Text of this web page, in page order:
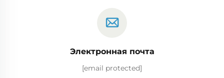
Электронная почта
[email protected]